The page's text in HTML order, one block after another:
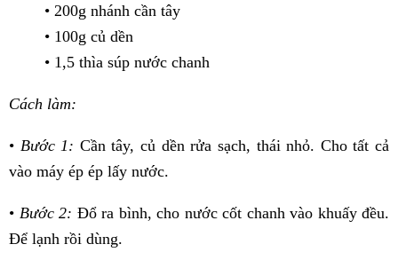
• 200g nhánh cần tây
• 100g củ dền
• 1,5 thìa súp nước chanh
Cách làm:
• Bước 1: Cần tây, củ dền rửa sạch, thái nhỏ. Cho tất cả
vào máy ép ép lấy nước.
• Bước 2: Đổ ra bình, cho nước cốt chanh vào khuấy đều.
Để lạnh rồi dùng.